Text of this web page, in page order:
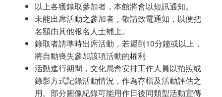
以上各獲錄取參加者，本館將會以短訊通知。
未能出席活動之參加者，敬請致電通知，以便把
名額由其他報名人士補上。
錄取者請準時出席活動，若遲到10分鐘或以上，
將自動喪失參加該項活動的權利
活動進行期間，文化局會安排工作人員以拍照或
錄影方式記錄活動情況，作為存檔及活動評估之
用。部分圖像紀錄可能用作日後同類型活動宣傳